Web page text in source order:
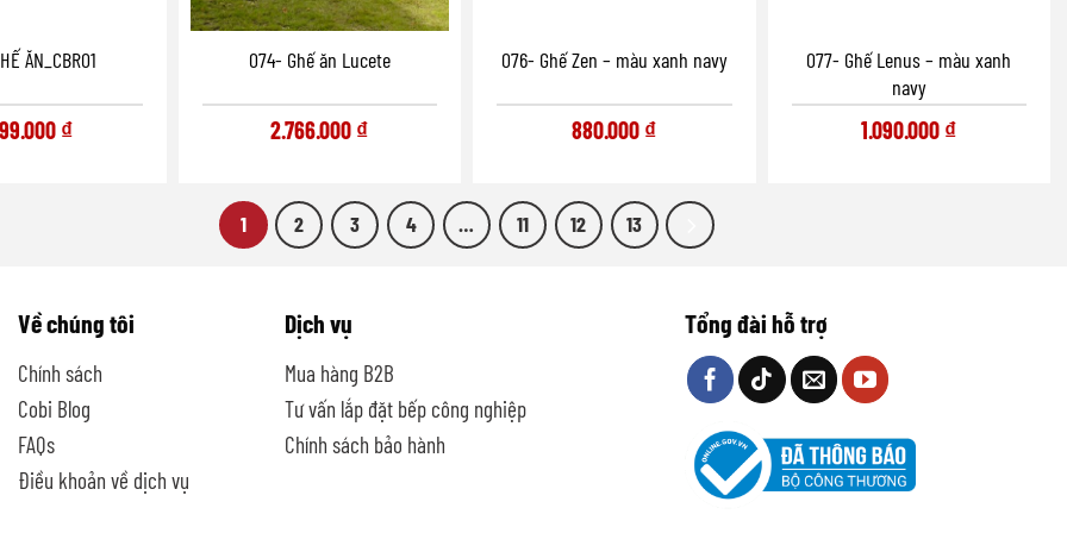
ĂN_CBR01
₫
074- Ghế ăn Lucete
2.766.000 ₫
076- Ghế Zen – màu xanh navy
880.000 ₫
077- Ghế Lenus – màu xanh
navy
1.090.000 ₫
1 2 3 4 … 11 12 13
Về chúng tôi
Chính sách
Cobi Blog
FAQs
Điều khoản về dịch vụ
Dịch vụ
Mua hàng B2B
Tư vấn lắp đặt bếp công nghiệp
Chính sách bảo hành
Tổng đài hỗ trợ